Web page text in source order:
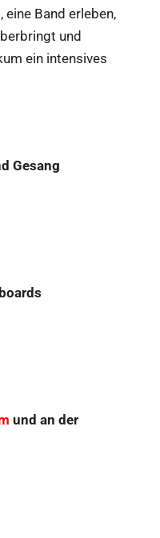
eine Band erleben,
und
ein intensives
Gesang
und an der